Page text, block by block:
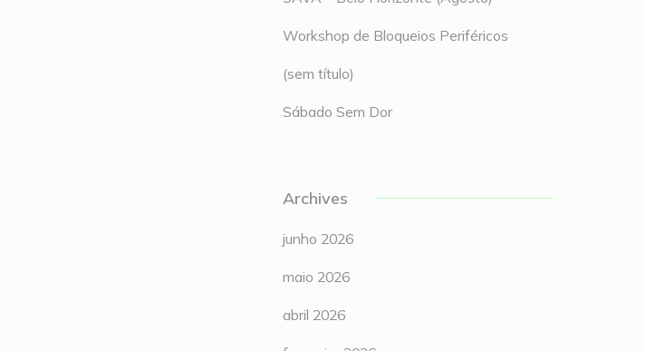
Workshop de Bloqueios Periféricos
(sem título)
Sábado Sem Dor
Archives
junho 2026
maio 2026
abril 2026